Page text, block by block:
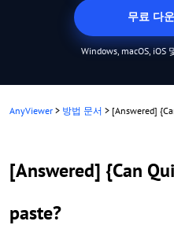
무료 다
Windows, macOS,
AnyViewer > 방법 문서 > [Answered]
[Answered] {Can
paste?